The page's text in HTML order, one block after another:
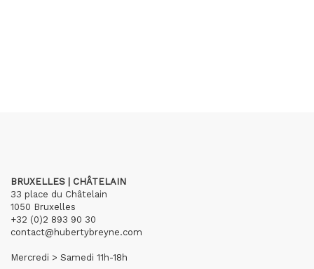
BRUXELLES | CHÂTELAIN
33 place du Châtelain
1050 Bruxelles
+32 (0)2 893 90 30
contact@hubertybreyne.com
Mercredi > Samedi 11h-18h